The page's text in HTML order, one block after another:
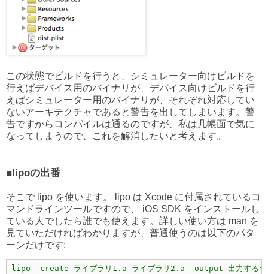
この状態でビルドを行うと、シミュレーター向けビルドを
行えばデバイス用のバイナリが、デバイス向けビルドを行
えばシミュレーター用のバイナリが、それぞれ対応してい
ないアーキテクチャであると警告を出してしまいます。警
告ですからコンパイルは通るのですが、私は几帳面で気に
なってしまうので、これを解消したいと考えます。
■lipoの出番
そこで lipo を使います。 lipo は Xcode に付属されているコ
マンドラインツールですので、 iOS SDK をインストールし
ている人でしたら誰でも使えます。詳しい使い方は man を
見ていただければわかりますが、普通使うのは以下のパタ
ーンだけです:
lipo -create ライブラリ1.a ライブラリ2.a -output 出力するラ